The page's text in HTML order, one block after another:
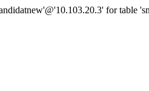
for table